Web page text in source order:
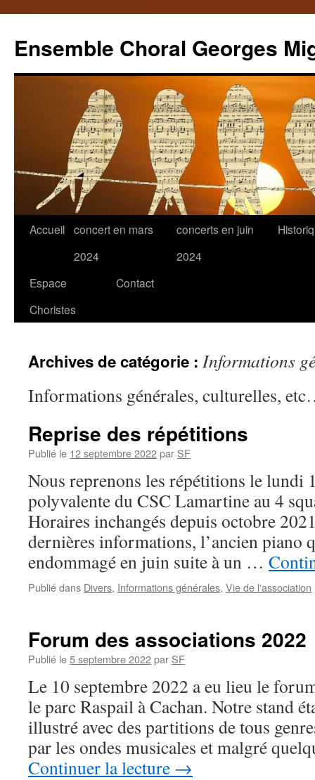
Ensemble Choral Georges
Aller
contenu
Accueil concert en mars
2024
concerts en juin
2024
Espace
Choristes
Contact
Archives de catégorie : Informations
Informations générales, culturelles,
Reprise des répétitions
Publié le 12 septembre 2022par SF
Nous reprenons les répétitions le lundi
polyvalente du CSC Lamartine au 4
Horaires inchangés depuis octobre
dernières informations, l’ancien piano
endommagé en juin suite à un …
Publié dans Divers, Informations générales, Vie de l'association
Forum des associations 2022
Publié le5 septembre 2022par SF
Le 10 septembre 2022 a eu lieu le
le parc Raspail à Cachan. Notre stand
illustré avec des partitions de tous
par les ondes musicales et malgré
Continuer la lecture →